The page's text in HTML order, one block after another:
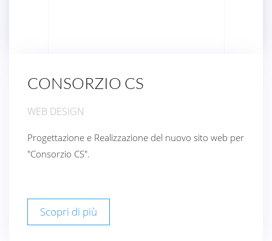
CONSORZIO CS
WEB DESIGN
Progettazione e Realizzazione del nuovo sito web per
"Consorzio CS".
Scopri di più